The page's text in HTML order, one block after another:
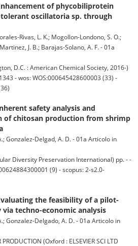
of phycobiliprotein
oscillatoria sp. through
Rivas, L. K.; Mogollon-Londono, S. O.;
J. B.; Barajas-Solano, A. F. - 01a
D.C. : American Chemical Society, 2016-)
- wos: WOS:000645428600003 (33) -
safety analysis and
of chitosan production from shrimp
Gonzalez-Delgad, A. D. - 01a Articolo in
Diversity Preservation International) pp. - -
(9) - scopus: 2-s2.0-
the feasibility of a pilot-
techno-economic analysis
Gonzalez-Delgado, A. D. - 01a Articolo in
PRODUCTION (Oxford : ELSEVIER SCI LTD